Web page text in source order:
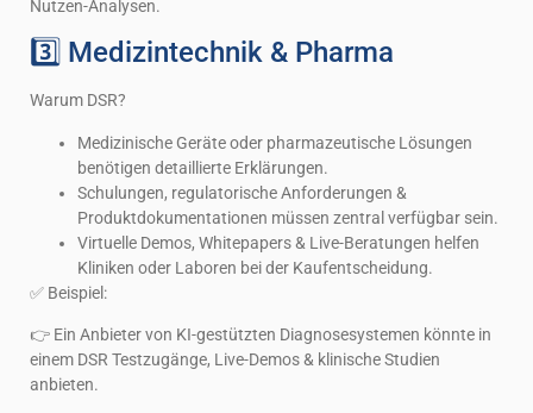
Nutzen-Analysen.
3️⃣ Medizintechnik & Pharma
Warum DSR?
Medizinische Geräte oder pharmazeutische Lösungen
benötigen detaillierte Erklärungen.
Schulungen, regulatorische Anforderungen &
Produktdokumentationen müssen zentral verfügbar sein.
Virtuelle Demos, Whitepapers & Live-Beratungen helfen
Kliniken oder Laboren bei der Kaufentscheidung.
✅ Beispiel:
👉 Ein Anbieter von KI-gestützten Diagnosesystemen könnte in
einem DSR Testzugänge, Live-Demos & klinische Studien
anbieten.